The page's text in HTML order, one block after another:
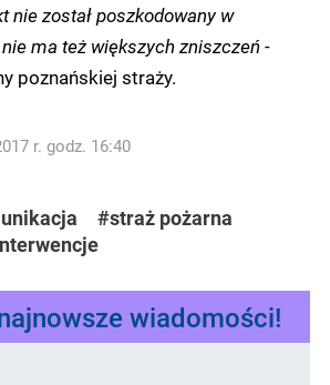
nie został poszkodowany w
nie ma też większych zniszczeń -
poznańskiej straży.
r. godz. 16:40
#straż pożarna
wiadomości!